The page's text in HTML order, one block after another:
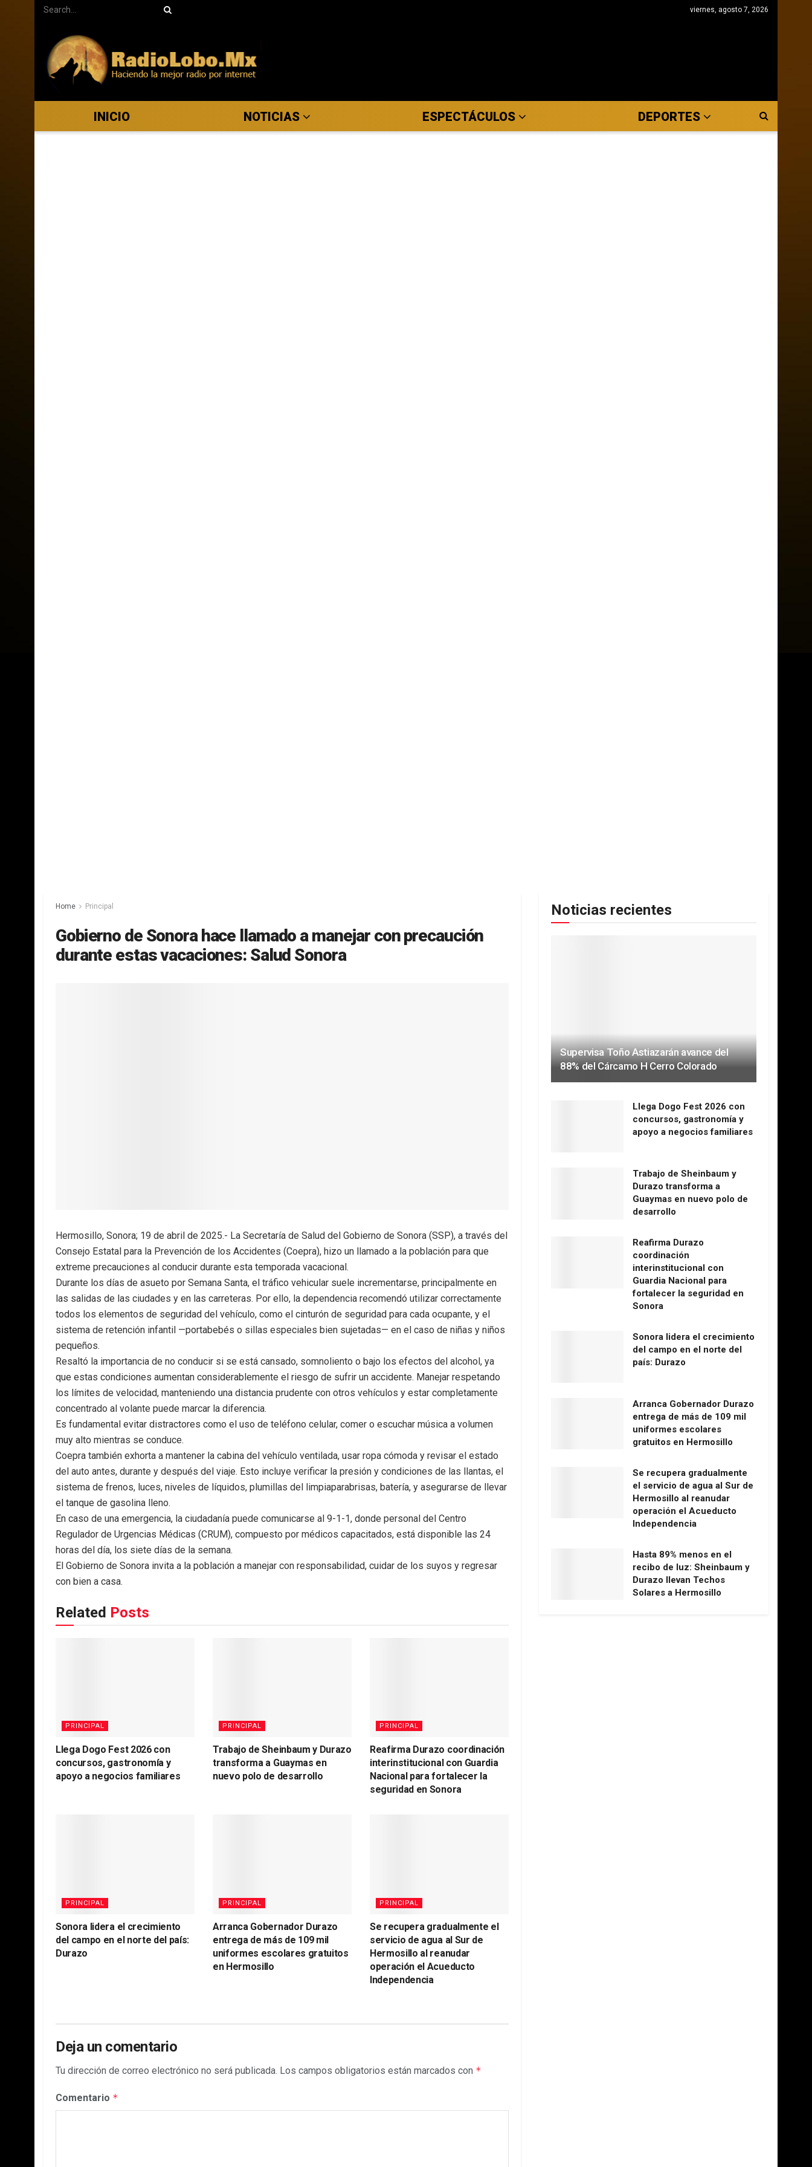
viernes, agosto 7, 2026
INICIO NOTICIAS ESPECTÁCULOS DEPORTES
Home Principal
Gobierno de Sonora hace llamado a manejar con precaución
durante estas vacaciones: Salud Sonora
Hermosillo, Sonora; 19 de abril de 2025.- La Secretaría de Salud del Gobierno de Sonora (SSP), a través del
Consejo Estatal para la Prevención de los Accidentes (Coepra), hizo un llamado a la población para que
extreme precauciones al conducir durante esta temporada vacacional.
Durante los días de asueto por Semana Santa, el tráfico vehicular suele incrementarse, principalmente en
las salidas de las ciudades y en las carreteras. Por ello, la dependencia recomendó utilizar correctamente
todos los elementos de seguridad del vehículo, como el cinturón de seguridad para cada ocupante, y el
sistema de retención infantil —portabebés o sillas especiales bien sujetadas— en el caso de niñas y niños
pequeños.
Resaltó la importancia de no conducir si se está cansado, somnoliento o bajo los efectos del alcohol, ya
que estas condiciones aumentan considerablemente el riesgo de sufrir un accidente. Manejar respetando
los límites de velocidad, manteniendo una distancia prudente con otros vehículos y estar completamente
concentrado al volante puede marcar la diferencia.
Es fundamental evitar distractores como el uso de teléfono celular, comer o escuchar música a volumen
muy alto mientras se conduce.
Coepra también exhorta a mantener la cabina del vehículo ventilada, usar ropa cómoda y revisar el estado
del auto antes, durante y después del viaje. Esto incluye verificar la presión y condiciones de las llantas, el
sistema de frenos, luces, niveles de líquidos, plumillas del limpiaparabrisas, batería, y asegurarse de llevar
el tanque de gasolina lleno.
En caso de una emergencia, la ciudadanía puede comunicarse al 9-1-1, donde personal del Centro
Regulador de Urgencias Médicas (CRUM), compuesto por médicos capacitados, está disponible las 24
horas del día, los siete días de la semana.
El Gobierno de Sonora invita a la población a manejar con responsabilidad, cuidar de los suyos y regresar
con bien a casa.
Related Posts
PRINCIPAL
Llega Dogo Fest 2026 con
concursos, gastronomía y
apoyo a negocios familiares
PRINCIPAL
Trabajo de Sheinbaum y Durazo
transforma a Guaymas en
nuevo polo de desarrollo
PRINCIPAL
Reafirma Durazo coordinación
interinstitucional con Guardia
Nacional para fortalecer la
seguridad en Sonora
PRINCIPAL
Sonora lidera el crecimiento
del campo en el norte del país:
Durazo
PRINCIPAL
Arranca Gobernador Durazo
entrega de más de 109 mil
uniformes escolares gratuitos
en Hermosillo
PRINCIPAL
Se recupera gradualmente el
servicio de agua al Sur de
Hermosillo al reanudar
operación el Acueducto
Independencia
Deja un comentario
Tu dirección de correo electrónico no será publicada. Los campos obligatorios están marcados con *
Comentario *
Noticias recientes
Supervisa Toño Astiazarán avance del
88% del Cárcamo H Cerro Colorado
Llega Dogo Fest 2026 con
concursos, gastronomía y
apoyo a negocios familiares
Trabajo de Sheinbaum y
Durazo transforma a
Guaymas en nuevo polo de
desarrollo
Reafirma Durazo
coordinación
interinstitucional con
Guardia Nacional para
fortalecer la seguridad en
Sonora
Sonora lidera el crecimiento
del campo en el norte del
país: Durazo
Arranca Gobernador Durazo
entrega de más de 109 mil
uniformes escolares
gratuitos en Hermosillo
Se recupera gradualmente
el servicio de agua al Sur de
Hermosillo al reanudar
operación el Acueducto
Independencia
Hasta 89% menos en el
recibo de luz: Sheinbaum y
Durazo llevan Techos
Solares a Hermosillo